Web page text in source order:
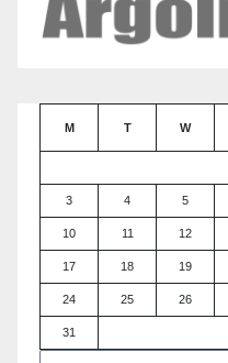
M T W
3 4 5
10 11 12
17 18 19
24 25 26
31